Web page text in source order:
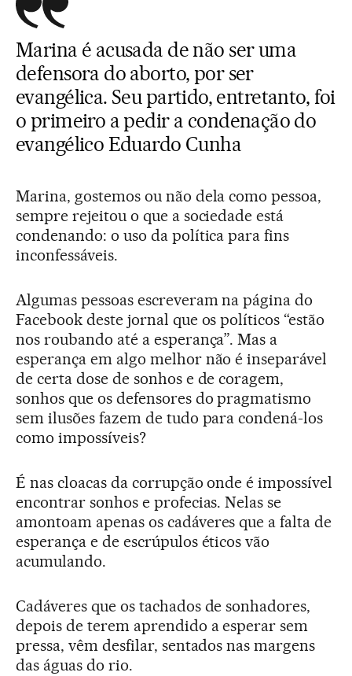
Marina é acusada de não ser uma
defensora do aborto, por ser
evangélica. Seu partido, entretanto, foi
o primeiro a pedir a condenação do
evangélico Eduardo Cunha
Marina, gostemos ou não dela como pessoa,
sempre rejeitou o que a sociedade está
condenando: o uso da política para fins
inconfessáveis.
Algumas pessoas escreveram na página do
Facebook deste jornal que os políticos “estão
nos roubando até a esperança”. Mas a
esperança em algo melhor não é inseparável
de certa dose de sonhos e de coragem,
sonhos que os defensores do pragmatismo
sem ilusões fazem de tudo para condená-los
como impossíveis?
É nas cloacas da corrupção onde é impossível
encontrar sonhos e profecias. Nelas se
amontoam apenas os cadáveres que a falta de
esperança e de escrúpulos éticos vão
acumulando.
Cadáveres que os tachados de sonhadores,
depois de terem aprendido a esperar sem
pressa, vêm desfilar, sentados nas margens
das águas do rio.